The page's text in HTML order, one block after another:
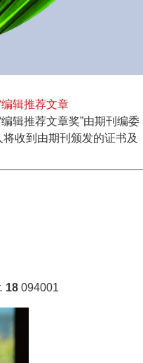
编辑推荐文章
编辑推荐文章奖”由期刊编委
收到由期刊颁发的证书及
18 094001